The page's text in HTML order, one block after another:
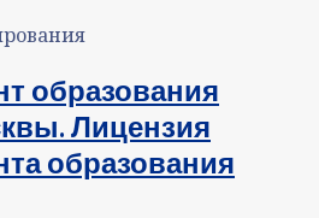
образования
Лицензия
образования